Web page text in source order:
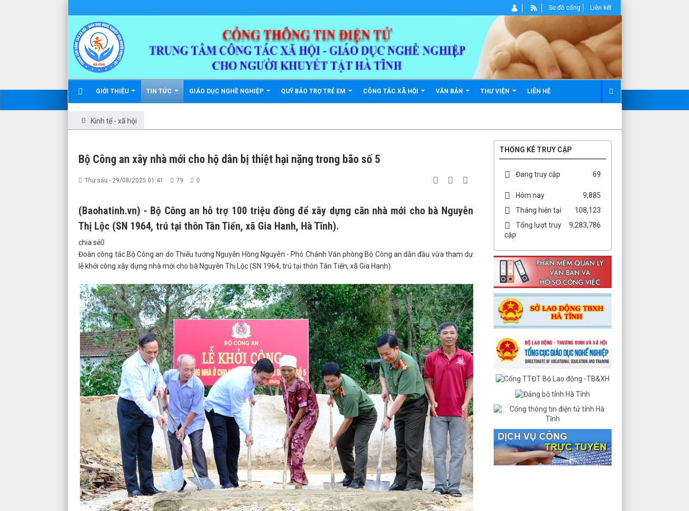
GIỚI THIỆU TIN TỨC GIÁO DỤC NGHỀ NGHIỆP QUỸ BẢO TRỢ TRẺ EM CÔNG TÁC XÃ HỘI VĂN BẢN THƯ VIỆN LIÊN HỆ
Sơ đồ cổng Liên kết
Kinh tế - xã hội
Bộ Công an xây nhà mới cho hộ dân bị thiệt hại nặng trong bão số 5
Thứ sáu - 29/08/2025 01:41 79 0
(Baohatinh.vn) - Bộ Công an hỗ trợ 100 triệu đồng để xây dựng căn nhà mới cho bà Nguyễn
Thị Lộc (SN 1964, trú tại thôn Tân Tiến, xã Gia Hanh, Hà Tĩnh).
chia sẻ0
Đoàn công tác Bộ Công an do Thiếu tướng Nguyễn Hồng Nguyên - Phó Chánh Văn phòng Bộ Công an dẫn đầu vừa tham dự
lễ khởi công xây dựng nhà mới cho bà Nguyễn Thị Lộc (SN 1964, trú tại thôn Tân Tiến, xã Gia Hanh).
THỐNG KÊ TRUY CẬP
Đang truy cập 69
Hôm nay
9,885
Tháng hiện tại
108,123
Tổng lượt truy
cập
9,283,786